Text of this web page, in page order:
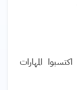
المهارات